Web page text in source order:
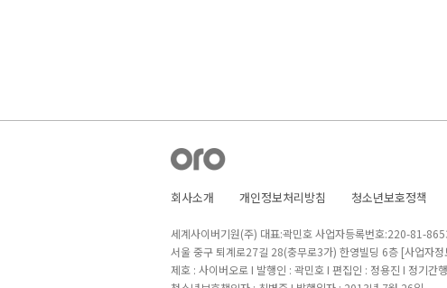
회사소개 개인정보처리방침 청소년보호정책
세계사이버기원(주) 대표:곽민호 사업자등록번호:220-81-
서울 중구 퇴계로27길 28(충무로3가) 한영빌딩 6층 [사업자
제호 : 사이버오로 I 발행인 : 곽민호 I 편집인 : 정용진 I 정기간